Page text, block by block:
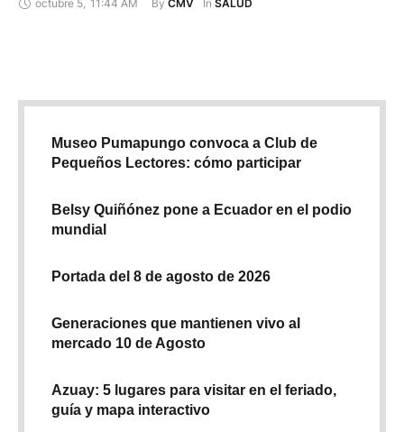
octubre 5 11:44 AM By CMV In SALUD
Museo Pumapungo convoca a Club de
Pequeños Lectores: cómo participar
Belsy Quiñónez pone a Ecuador en el podio
mundial
Portada del 8 de agosto de 2026
Generaciones que mantienen vivo al
mercado 10 de Agosto
Azuay: 5 lugares para visitar en el feriado,
guía y mapa interactivo